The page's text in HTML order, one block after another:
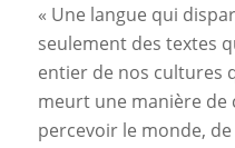
« Une langue qui
seulement des textes
entier de nos cultures
meurt une manière
percevoir le monde,